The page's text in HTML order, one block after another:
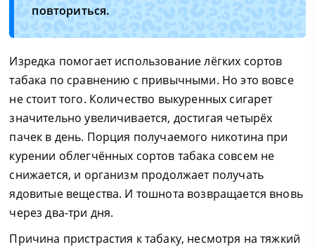
повториться.
Изредка помогает использование лёгких сортов
табака по сравнению с привычными. Но это вовсе
не стоит того. Количество выкуренных сигарет
значительно увеличивается, достигая четырёх
пачек в день. Порция получаемого никотина при
курении облегчённых сортов табака совсем не
снижается, и организм продолжает получать
ядовитые вещества. И тошнота возвращается вновь
через два-три дня.
Причина пристрастия к табаку, несмотря на тяжкий